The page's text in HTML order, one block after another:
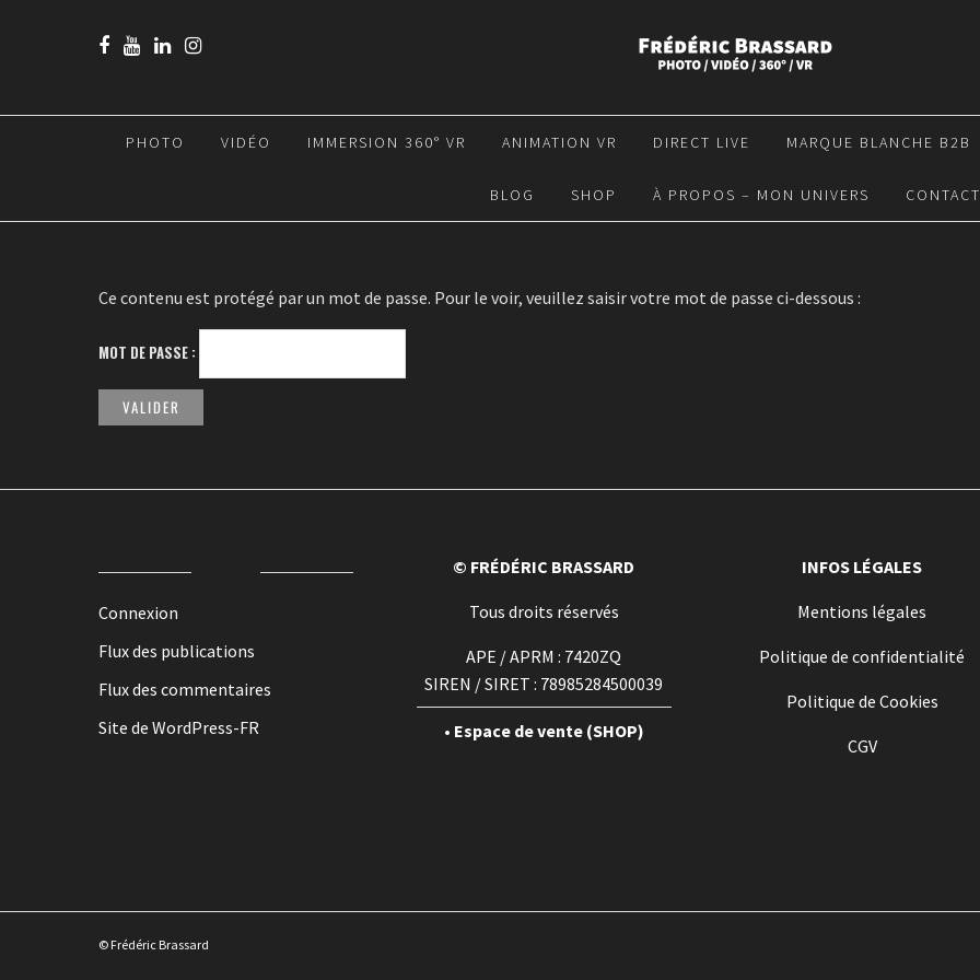
PHOTO VIDÉO IMMERSION 360° VR ANIMATION VR DIRECT LIVE MARQUE BLANCHE B2B
BLOG SHOP À PROPOS – MON UNIVERS CONTACT
Ce contenu est protégé par un mot de passe. Pour le voir, veuillez saisir votre mot de passe ci-dessous :
MOT DE PASSE :
Connexion
Flux des publications
Flux des commentaires
Site de WordPress-FR
© FRÉDÉRIC BRASSARD
Tous droits réservés
APE / APRM : 7420ZQ
SIREN / SIRET : 78985284500039
• Espace de vente (SHOP)
INFOS LÉGALES
Mentions légales
Politique de confidentialité
Politique de Cookies
CGV
© Frédéric Brassard